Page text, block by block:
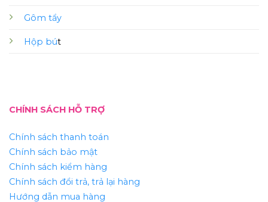
Gôm tẩy
Hộp bút
CHÍNH SÁCH HỖ TRỢ
Chính sách thanh toán
Chính sách bảo mật
Chính sách kiểm hàng
Chính sách đổi trả, trả lại hàng
Hướng dẫn mua hàng